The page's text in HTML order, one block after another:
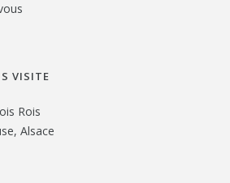
VISITE
Rois
Alsace